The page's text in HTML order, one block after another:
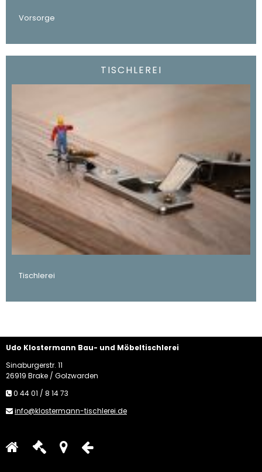
Vorsorge
TISCHLEREI
Tischlerei
Udo Klostermann Bau- und Möbeltischlerei
Sinaburgerstr. 11
26919 Brake / Golzwarden
0 44 01 / 8 14 73
info@klostermann-tischlerei.de